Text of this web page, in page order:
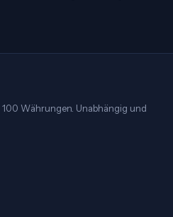
Währungen. Unabhängig und